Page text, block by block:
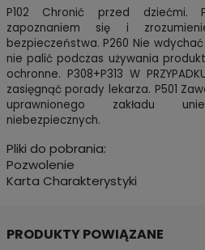
P102 Chronić przed dziećmi.
zapoznaniem się i
bezpieczeństwa. P260 Nie
nie palić podczas używania
ochronne. P308+P313 W
zasięgnąć porady lekarza. P501
uprawnionego zakładu
niebezpiecznych.
Pliki do pobrania:
Pozwolenie
Karta Charakterystyki
PRODUKTY POWIĄZANE